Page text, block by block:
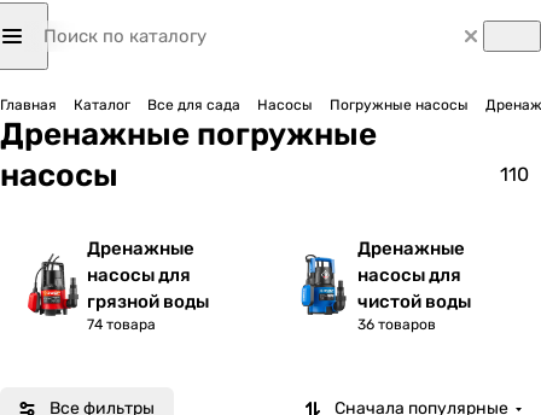
Главная Каталог Все для сада Насосы Погружные насосы
Дренажные погружные
насосы
110
Дренажные
насосы для
грязной воды
74 товара
Дренажные
насосы для
чистой воды
36 товаров
Все фильтры Сначала популярные